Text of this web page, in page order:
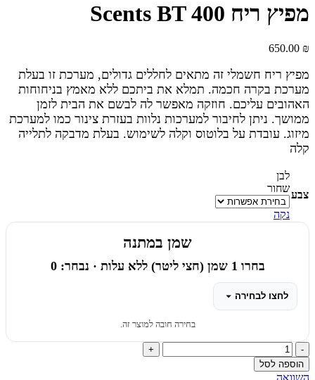
מפיץ ריח Scents BT 400
650.00 ₪
מפיץ ריח חשמלי זה מתאים לחללים גדולים, מערכת זו בעלת
מערכת בקרה חכמה. תמלא את ביתכם ללא מאמץ בניחוחות
האהובים עליכם. חוזקה מאפשר לה לבשם את הבית לזמן
ממושך. ניתן לחיבור למערכות נלוות בעזרת צינור כמו למערכת
מיזוג. עובדת על בלוטוס וקלה לשימוש. בעלת מדבקה לתלייה
קלה
צבע
לבן
שחור
נקה
שמן במתנה
בחרו 1 שמן (חצי ליטר) ללא עלות · נבחר: 0
לחצו לבחירה
בחירה חובה למוצר זה.
כמות
של
מפיץ
הוספה לסל
השוואה